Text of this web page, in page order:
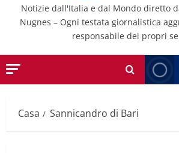
Notizie dall'Italia e dal Mondo diretto
Nugnes – Ogni testata giornalistica
responsabile dei propri
Casa Sannicandro di Bari